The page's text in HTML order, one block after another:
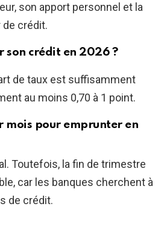
son apport personnel et la
crédit.
son crédit en 2026 ?
de taux est suffisamment
au moins 0,70 à 1 point.
mois pour emprunter en
Toutefois, la fin de trimestre
car les banques cherchent à
de crédit.